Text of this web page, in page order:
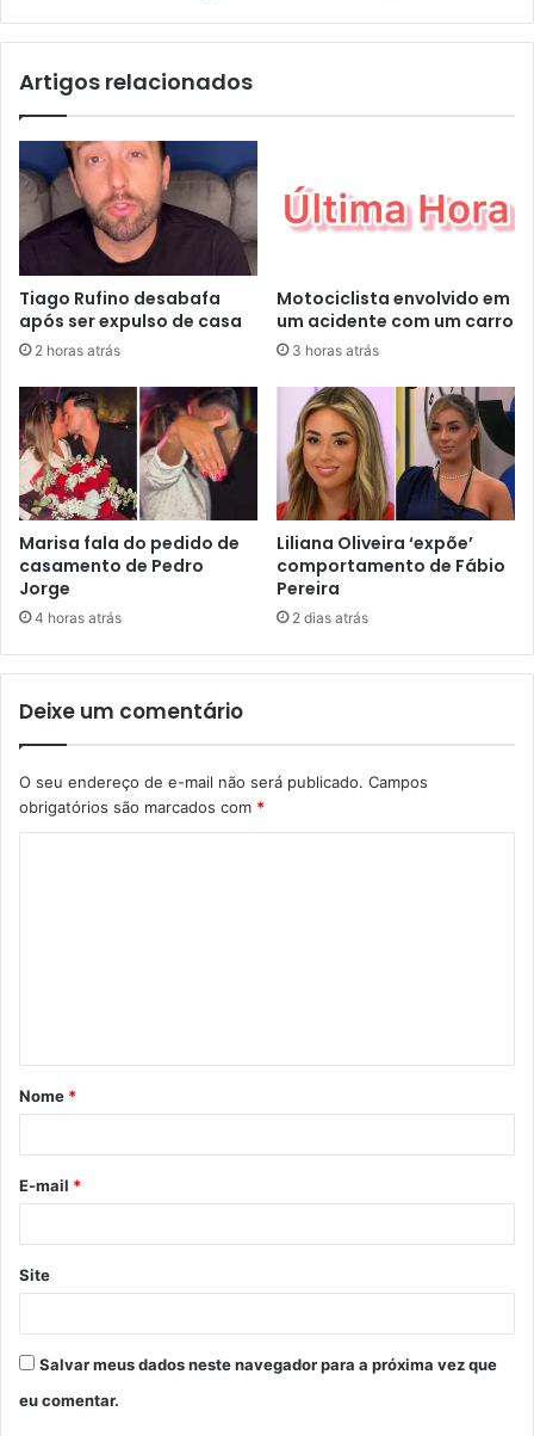
Artigos relacionados
Tiago Rufino desabafa
após ser expulso de casa
2 horas atrás
Motociclista envolvido em
um acidente com um carro
3 horas atrás
Marisa fala do pedido de
casamento de Pedro
Jorge
4 horas atrás
Liliana Oliveira ‘expõe’
comportamento de Fábio
Pereira
2 dias atrás
Deixe um comentário
O seu endereço de e-mail não será publicado. Campos
obrigatórios são marcados com *
á
r
*
Nome *
E-mail *
Site
Salvar meus dados neste navegador para a próxima vez que
eu comentar.